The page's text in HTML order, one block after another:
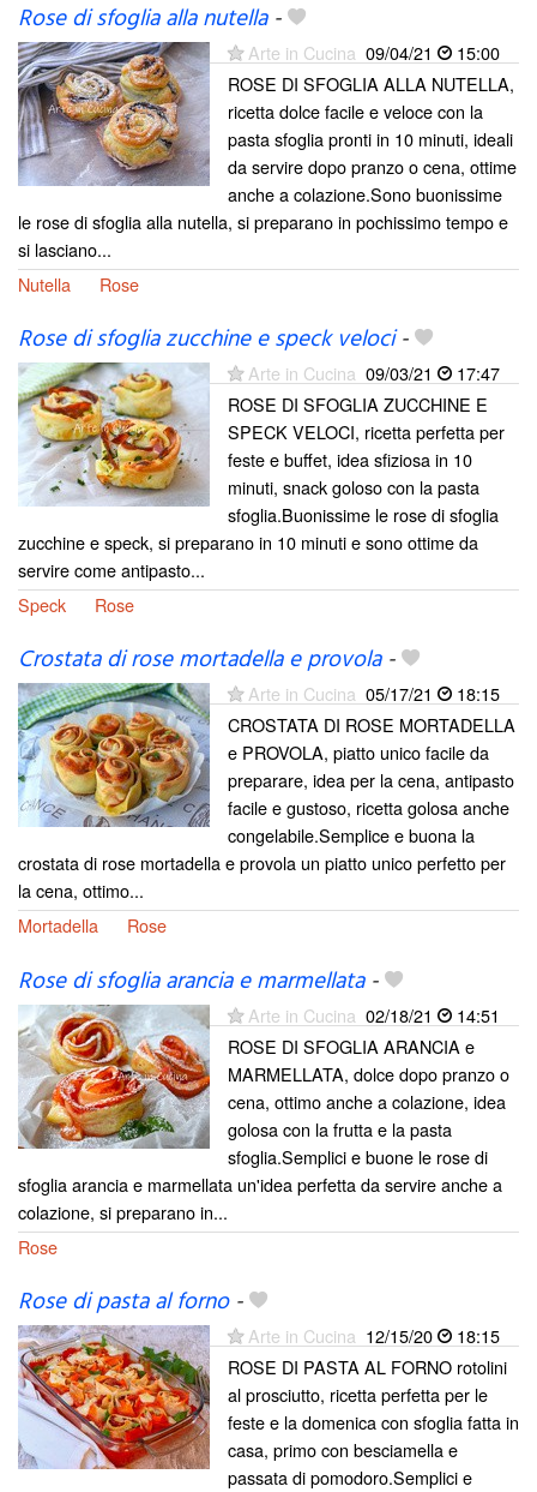
Rose di sfoglia alla nutella-
Arte in Cucina 09/04/21
15:00
ROSE DI SFOGLIA ALLA NUTELLA,
ricetta dolce facile e veloce con la
pasta sfoglia pronti in 10 minuti, ideali
da servire dopo pranzo o cena, ottime
anche a colazione.Sono buonissime
le rose di sfoglia alla nutella, si preparano in pochissimo tempo e
si lasciano...
Nutella
Rose
Rose di sfoglia zucchine e speck veloci-
Arte in Cucina 09/03/21
17:47
ROSE DI SFOGLIA ZUCCHINE E
SPECK VELOCI, ricetta perfetta per
feste e buffet, idea sfiziosa in 10
minuti, snack goloso con la pasta
sfoglia.Buonissime le rose di sfoglia
zucchine e speck, si preparano in 10 minuti e sono ottime da
servire come antipasto...
Speck
Rose
Crostata di rose mortadella e provola-
Arte in Cucina 05/17/21
18:15
CROSTATA DI ROSE MORTADELLA
e PROVOLA, piatto unico facile da
preparare, idea per la cena, antipasto
facile e gustoso, ricetta golosa anche
congelabile.Semplice e buona la
crostata di rose mortadella e provola un piatto unico perfetto per
la cena, ottimo...
Mortadella
Rose
Rose di sfoglia arancia e marmellata-
Arte in Cucina 02/18/21
14:51
ROSE DI SFOGLIA ARANCIA e
MARMELLATA, dolce dopo pranzo o
cena, ottimo anche a colazione, idea
golosa con la frutta e la pasta
sfoglia.Semplici e buone le rose di
sfoglia arancia e marmellata un'idea perfetta da servire anche a
colazione, si preparano in...
Rose
Rose di pasta al forno-
Arte in Cucina 12/15/20
18:15
ROSE DI PASTA AL FORNO rotolini
al prosciutto, ricetta perfetta per le
feste e la domenica con sfoglia fatta in
casa, primo con besciamella e
passata di pomodoro.Semplici e